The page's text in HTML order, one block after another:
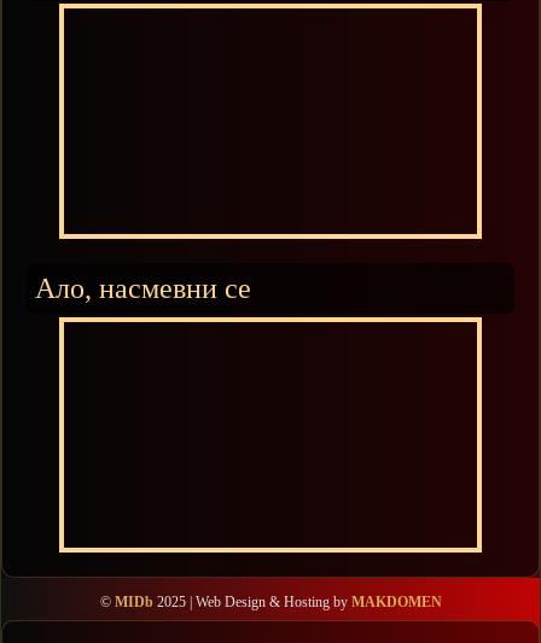
Ало, насмевни се
© MIDb 2025 | Web Design & Hosting by MAKDOMEN